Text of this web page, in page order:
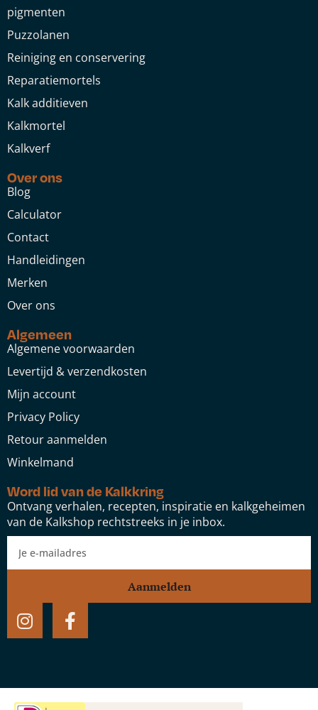
pigmenten
Puzzolanen
Reiniging en conservering
Reparatiemortels
Kalk additieven
Kalkmortel
Kalkverf
Over ons
Blog
Calculator
Contact
Handleidingen
Merken
Over ons
Algemeen
Algemene voorwaarden
Levertijd & verzendkosten
Mijn account
Privacy Policy
Retour aanmelden
Winkelmand
Word lid van de Kalkkring
Ontvang verhalen, recepten, inspiratie en kalkgeheimen
van de Kalkshop rechtstreeks in je inbox.
Aanmelden